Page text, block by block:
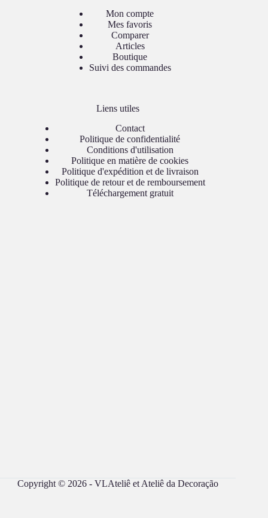
Mon compte
Mes favoris
Comparer
Articles
Boutique
Suivi des commandes
Liens utiles
Contact
Politique de confidentialité
Conditions d'utilisation
Politique en matière de cookies
Politique d'expédition et de livraison
Politique de retour et de remboursement
Téléchargement gratuit
Copyright © 2026 - VLAteliê et Ateliê da Decoração